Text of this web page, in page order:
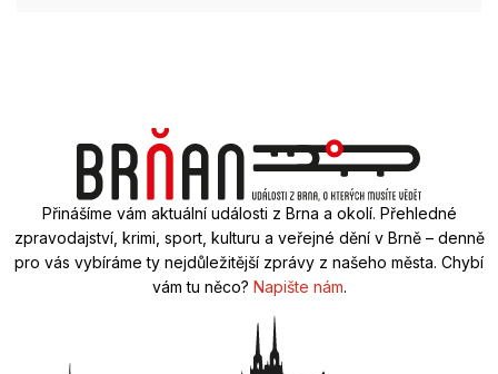
Přinášíme vám aktuální události z Brna a okolí. Přehledné
zpravodajství, krimi, sport, kulturu a veřejné dění v Brně – denně
pro vás vybíráme ty nejdůležitější zprávy z našeho města. Chybí
vám tu něco? Napište nám.